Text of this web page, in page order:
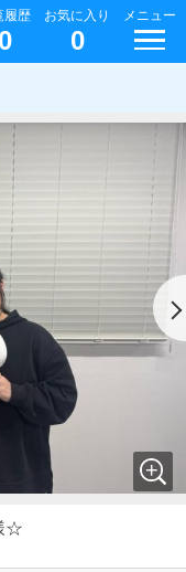
履歴
0
お気に入り
0
メニュー
☆